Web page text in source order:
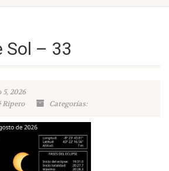
Sol – 33
2026
Ripero
Categorías: